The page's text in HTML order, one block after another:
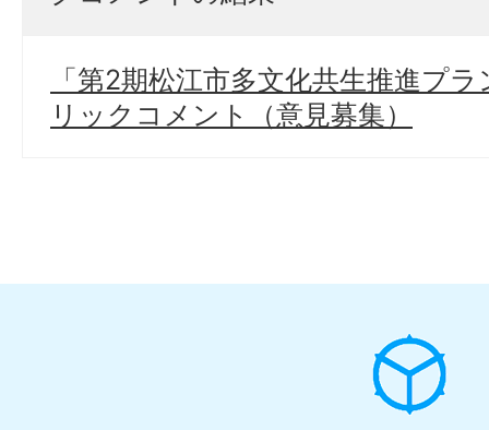
「第2期松江市多文化共生推進プ
リックコメント（意見募集）